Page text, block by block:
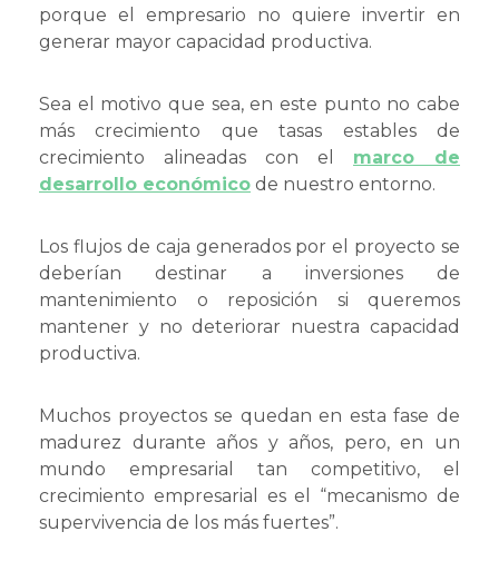
porque el empresario no quiere invertir en
generar mayor capacidad productiva.
Sea el motivo que sea, en este punto no cabe
más crecimiento que tasas estables de
crecimiento alineadas con el marco de
desarrollo económico de nuestro entorno.
Los flujos de caja generados por el proyecto se
deberían destinar a inversiones de
mantenimiento o reposición si queremos
mantener y no deteriorar nuestra capacidad
productiva.
Muchos proyectos se quedan en esta fase de
madurez durante años y años, pero, en un
mundo empresarial tan competitivo, el
crecimiento empresarial es el “mecanismo de
supervivencia de los más fuertes”.